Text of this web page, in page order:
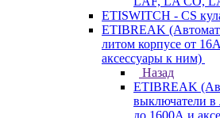
ETISWITCH - CS
ETIBREAK
литом корпусе от
аксессуары к ним)
Назад
ETIBREAK
выключатели в
до 1600А и